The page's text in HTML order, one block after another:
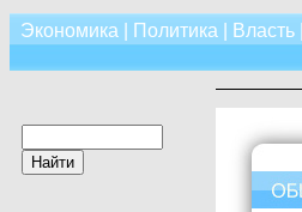
Экономика Политика Власть|